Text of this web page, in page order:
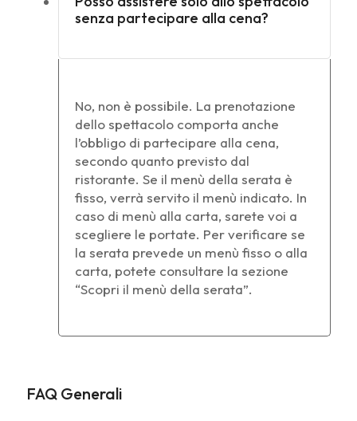
senza partecipare alla cena?
No, non è possibile. La prenotazione
dello spettacolo comporta anche
l’obbligo di partecipare alla cena,
secondo quanto previsto dal
ristorante. Se il menù della serata è
fisso, verrà servito il menù indicato. In
caso di menù alla carta, sarete voi a
scegliere le portate. Per verificare se
la serata prevede un menù fisso o alla
carta, potete consultare la sezione
“Scopri il menù della serata”.
FAQ Generali